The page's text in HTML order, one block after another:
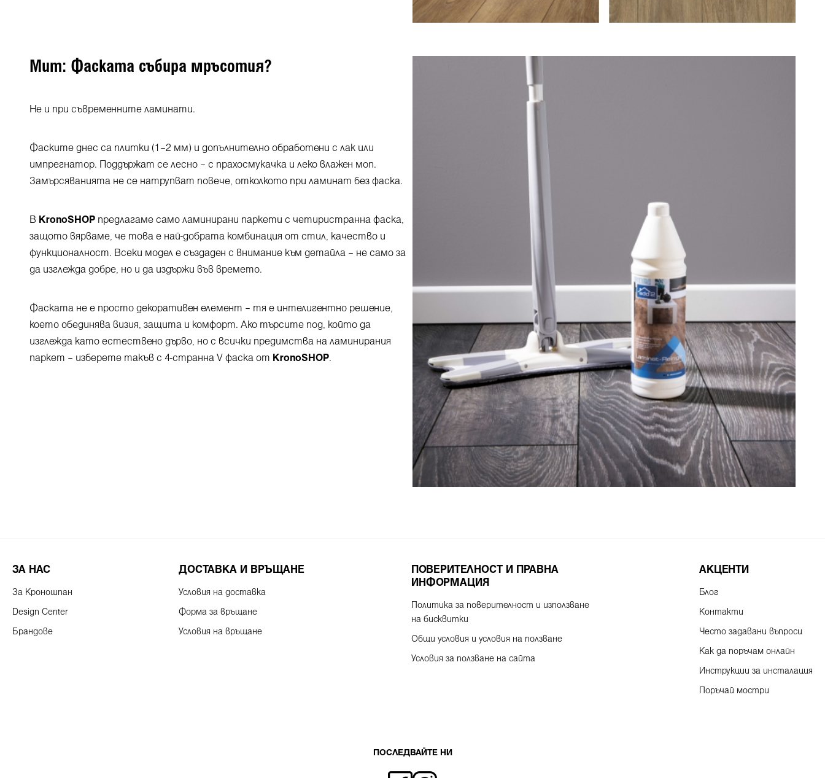
Мит: Фаската събира мръсотия?
Не и при съвременните ламинати.
Фаските днес са плитки (1–2 мм) и допълнително обработени с лак или
импрегнатор. Поддържат се лесно – с прахосмукачка и леко влажен моп.
Замърсяванията не се натрупват повече, отколкото при ламинат без фаска.
В KronoSHOP предлагаме само ламинирани паркети с четиристранна фаска,
защото вярваме, че това е най-добрата комбинация от стил, качество и
функционалност. Всеки модел е създаден с внимание към детайла – не само за
да изглежда добре, но и да издържи във времето.
Фаската не е просто декоративен елемент – тя е интелигентно решение,
което обединява визия, защита и комфорт. Ако търсите под, който да
изглежда като естествено дърво, но с всички предимства на ламинирания
паркет – изберете такъв с 4-странна V фаска от KronoSHOP.
ЗА НАС
За Кроношпан
Design Center
Брандове
ДОСТАВКА И ВРЪЩАНЕ
Условия на доставка
Форма за връщане
Условия на връщане
ПОВЕРИТЕЛНОСТ И ПРАВНА
ИНФОРМАЦИЯ
Политика за поверителност и използване
на бисквитки
Общи условия и условия на ползване
Условия за ползване на сайта
АКЦЕНТИ
Блог
Контакти
Често задавани въпроси
Как да поръчам онлайн
Инструкции за инсталация
Поръчай мостри
ПОСЛЕДВАЙТЕ НИ